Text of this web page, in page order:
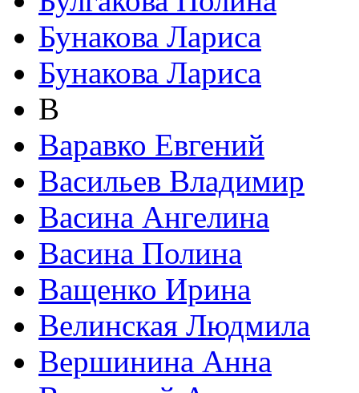
Бунакова Лариса
Бунакова Лариса
В
Варавко Евгений
Васильев Владимир
Васина Ангелина
Васина Полина
Ващенко Ирина
Велинская Людмила
Вершинина Анна